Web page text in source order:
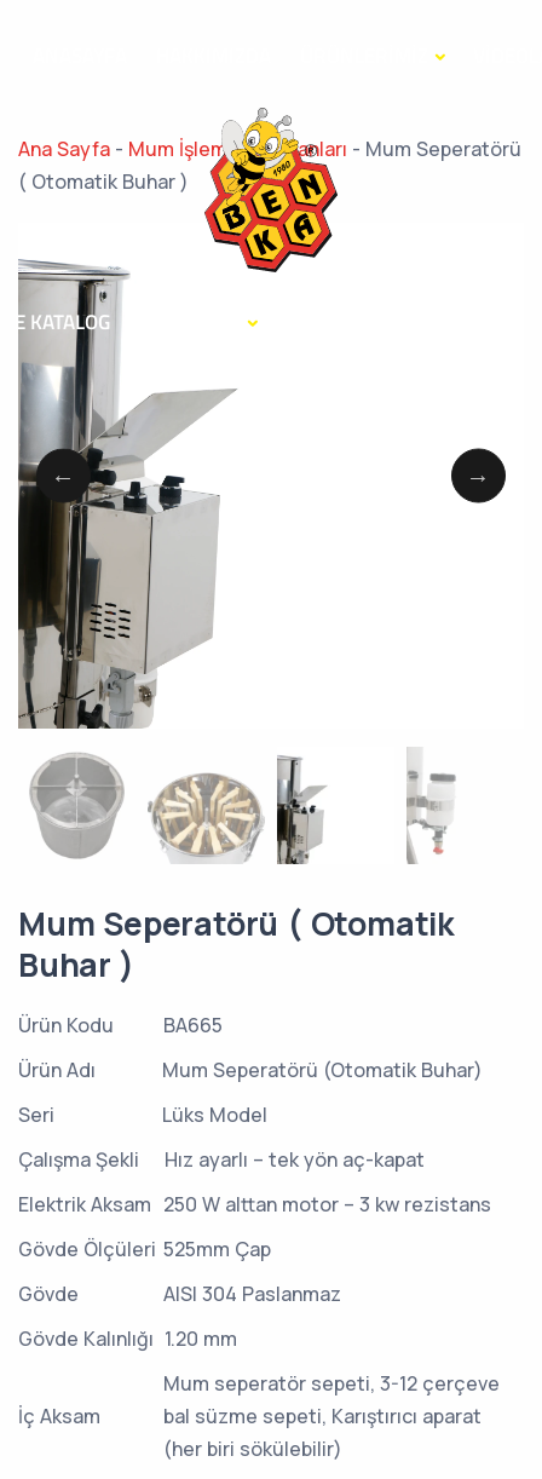
E KATALOG
Ana Sayfa - Mum İşleme Ekipmanları - Mum Seperatörü
( Otomatik Buhar )
Mum Seperatörü ( Otomatik
Buhar )
Ürün Kodu
BA665
Ürün Adı
Mum Seperatörü (Otomatik Buhar)
Seri
Lüks Model
Çalışma Şekli
Hız ayarlı – tek yön aç-kapat
Elektrik Aksam 250 W alttan motor – 3 kw rezistans
Gövde Ölçüleri 525mm Çap
Gövde
AISI 304 Paslanmaz
Gövde Kalınlığı 1.20 mm
İç Aksam
Mum seperatör sepeti, 3-12 çerçeve
bal süzme sepeti, Karıştırıcı aparat
(her biri sökülebilir)